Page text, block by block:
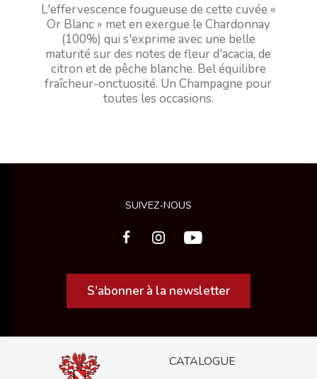
L'effervescence fougueuse de cette cuvée «
Or Blanc » met en exergue le Chardonnay
(100%) qui s'exprime avec une belle
maturité sur des notes de fleur d'acacia, de
citron et de pêche blanche. Bel équilibre
fraîcheur-onctuosité. Un Champagne pour
toutes les occasions.
SUIVEZ-NOUS
S'abonner à la newsletter
CATALOGUE